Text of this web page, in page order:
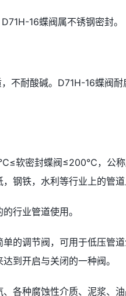
16蝶阀属不锈钢密封。
不耐酸碱。D71H-16蝶阀
软密封蝶阀≤200℃，公称
钢铁，水利等行业上的管
行业管道使用。
的调节阀，可用于低压管
到开启与关闭的一种阀。
各种腐蚀性介质、泥浆、